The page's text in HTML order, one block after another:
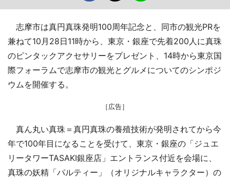
志摩市は真円真珠発明100周年記念と、同市の観光PRを
兼ねて10月28日11時から、東京・銀座で先着200人に真珠
のピンタックアクセサリーをプレゼント、14時から東京国
際フォーラムで志摩市の観光とグルメについてのシンポジ
ウムを開催する。
［広告］
真ん丸い真珠＝真円真珠の養殖技術が発明されてから今
年で100年目になることを受けて、東京・銀座の「ジュエ
リータワーTASAKI銀座店」エントランス付近を会場に、
真珠の妖精「パルティー」（オリジナルキャラクター）の